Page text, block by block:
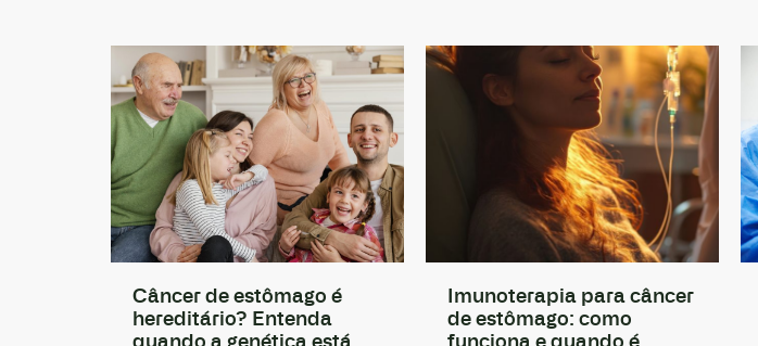
Câncer de estômago é
hereditário? Entenda
Imunoterapia para câncer
de estômago: como